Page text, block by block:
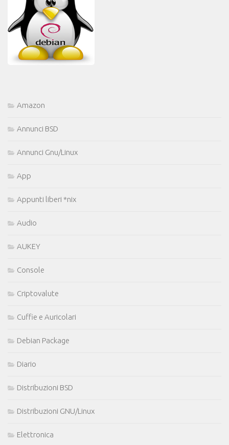
Amazon
Annunci BSD
Annunci Gnu/Linux
App
Appunti liberi *nix
Audio
AUKEY
Console
Criptovalute
Cuffie e Auricolari
Debian Package
Diario
Distribuzioni BSD
Distribuzioni GNU/Linux
Elettronica